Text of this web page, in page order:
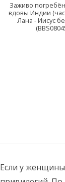
Заживо
вдовы Индии
Лана - Иисус
Если у женщины